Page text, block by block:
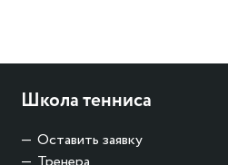
Школа тенниса
Оставить заявку